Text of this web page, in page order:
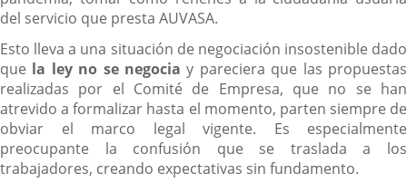
del servicio que presta AUVASA.
Esto lleva a una situación de negociación insostenible dado
que la ley no se negocia y pareciera que las propuestas
realizadas por el Comité de Empresa, que no se han
atrevido a formalizar hasta el momento, parten siempre de
obviar el marco legal vigente. Es especialmente
preocupante la confusión que se traslada a los
trabajadores, creando expectativas sin fundamento.